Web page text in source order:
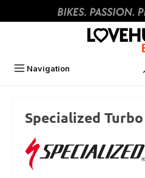
Zum Hauptinhalt springen
Navigation
Specialized Turbo